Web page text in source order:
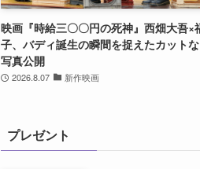
映画『時給三〇〇円の死神』西畑大吾×
子、バディ誕生の瞬間を捉えたカット
写真公開
2026.8.07 新作映画
プレゼント